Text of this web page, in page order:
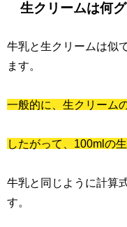
生クリームは何
牛乳と生クリームは似
ます。
一般的に、生クリーム
したがって、100mlの
牛乳と同じように計算
す。